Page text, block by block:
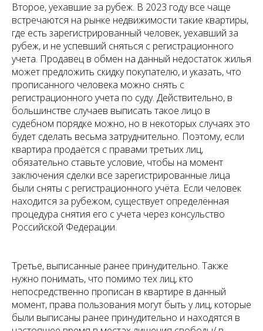
Второе, уехавшие за рубеж. В 2023 году все чаще
встречаются на рынке недвижимости такие квартиры,
где есть зарегистрированный человек, уехавший за
рубеж, и не успевший сняться с регистрационного
учета. Продавец в обмен на данный недостаток жилья
может предложить скидку покупателю, и указать, что
прописанного человека можно снять с
регистрационного учета по суду. Действительно, в
большинстве случаев выписать такое лицо в
судебном порядке можно, но в некоторых случаях это
будет сделать весьма затруднительно. Поэтому, если
квартира продаётся с правами третьих лиц,
обязательно ставьте условие, чтобы на момент
заключения сделки все зарегистрированные лица
были сняты с регистрационного учёта. Если человек
находится за рубежом, существует определённая
процедура снятия его с учета через консульство
Российской Федерации.
Третье, выписанные ранее принудительно. Также
нужно понимать, что помимо тех лиц, кто
непосредственно прописан в квартире в данный
момент, права пользования могут быть у лиц, которые
были выписаны ранее принудительно и находятся в